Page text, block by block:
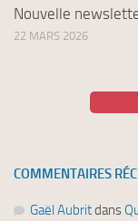
Nouvelle
22 MARS 2026
COMMENTAIRES
Gaël Aubritdans